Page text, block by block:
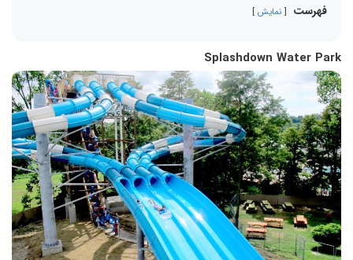
فهرست نمایش
Splashdown Water Park